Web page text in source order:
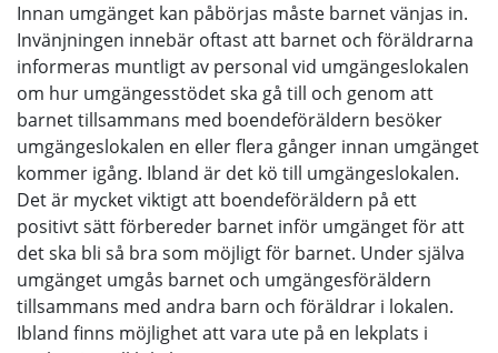
Innan umgänget kan påbörjas måste barnet vänjas in.
Invänjningen innebär oftast att barnet och föräldrarna
informeras muntligt av personal vid umgängeslokalen
om hur umgängesstödet ska gå till och genom att
barnet tillsammans med boendeföräldern besöker
umgängeslokalen en eller flera gånger innan umgänget
kommer igång. Ibland är det kö till umgängeslokalen.
Det är mycket viktigt att boendeföräldern på ett
positivt sätt förbereder barnet inför umgänget för att
det ska bli så bra som möjligt för barnet. Under själva
umgänget umgås barnet och umgängesföräldern
tillsammans med andra barn och föräldrar i lokalen.
Ibland finns möjlighet att vara ute på en lekplats i